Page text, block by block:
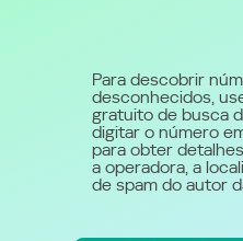
Para descobrir
desconhecidos,
gratuito de busca
digitar o número
para obter
a operadora, a
de spam do autor